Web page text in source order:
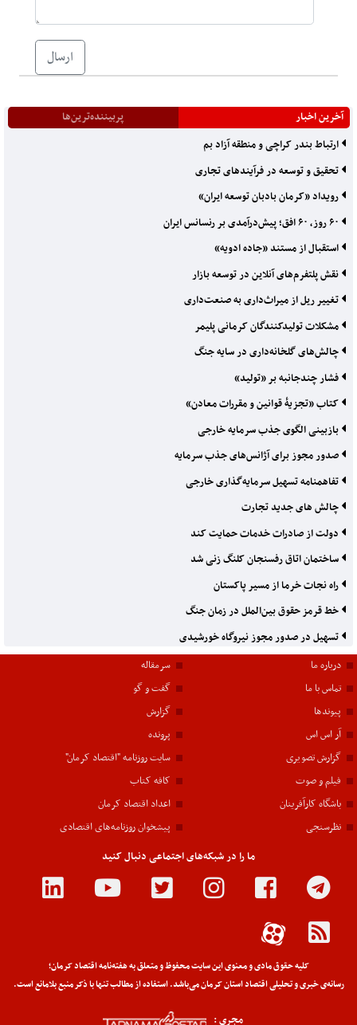
ارسال
آخرین اخبار
پربیننده‌ترین‌ها
ارتباط بندر کراچی و منطقه آزاد بم
تحقیق و توسعه در فرآیندهای تجاری
رویداد «کرمان بادبان توسعه ایران»
استقبال از مستند «جاده ادویه»
نقش پلتفرم‌های آنلاین در توسعه بازار
تغییر ریل از میراث‌داری به صنعت‌داری
مشکلات تولیدکنندگان کرمانی پلیمر
چالش‌های گلخانه‌داری در سایه جنگ
فشار چندجانبه بر «تولید»
کتاب «تجزیۀ قوانین و مقررات معادن»
بازبینی الگوی جذب سرمایه خارجی
صدور مجوز برای آژانس‌های جذب سرمایه
تفاهمنامه تسهیل سرمایه‌گذاری خارجی
چالش های جدید تجارت
دولت از صادرات خدمات حمایت کند
ساختمان اتاق رفسنجان کلنگ زنی شد
راه نجات خرما از مسیر پاکستان
خط قرمز حقوق بین‌الملل در زمان جنگ
تسهیل در صدور مجوز نیروگاه خورشیدی
درباره ما
تماس با ما
پیوندها
آر اس اس
سرمقاله
گفت و گو
گزارش
پرونده
گزارش تصویری
فیلم و صوت
باشگاه کارآفرینان
نظرسنجی
سایت روزنامه "اقتصاد کرمان"
کافه کتاب
اعداد اقتصاد کرمان
پیشخوان روزنامه‌های اقتصادی
ما را در شبکه‌های اجتماعی دنبال کنید
کلیه حقوق مادی و معنوی این سایت محفوظ و متعلق به هفته‌نامه اقتصاد کرمان؛
رسانه‌ی خبری و تحلیلی اقتصاد استان کرمان می‌باشد. استفاده از مطالب تنها با ذکر منبع بلامانع است.
مجری :